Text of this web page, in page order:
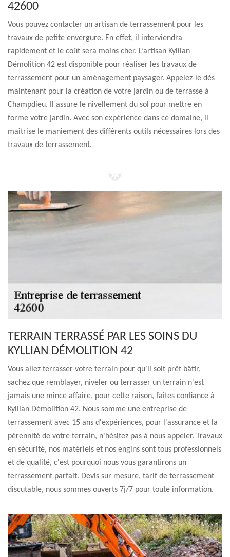
42600
Vous pouvez contacter un artisan de terrassement pour les
travaux de petite envergure. En effet, il interviendra
rapidement et le coût sera moins cher. L’artisan Kyllian
Démolition 42 est disponible pour réaliser les travaux de
terrassement pour un aménagement paysager. Appelez-le dès
maintenant pour la création de votre jardin ou de terrasse à
Champdieu. Il assure le nivellement du sol pour mettre en
forme votre jardin. Avec son expérience dans ce domaine, il
maîtrise le maniement des différents outils nécessaires lors des
travaux de terrassement.
TERRAIN TERRASSÉ PAR LES SOINS DU
KYLLIAN DÉMOLITION 42
Vous allez terrasser votre terrain pour qu'il soit prêt bâtir,
sachez que remblayer, niveler ou terrasser un terrain n'est
jamais une mince affaire, pour cette raison, faites confiance à
Kyllian Démolition 42. Nous somme une entreprise de
terrassement avec 15 ans d'expériences, pour l'assurance et la
pérennité de votre terrain, n'hésitez pas à nous appeler. Travaux
en sécurité, nos matériels et nos engins sont tous professionnels
et de qualité, c'est pourquoi nous vous garantirons un
terrassement parfait. Devis sur mesure, tarif de terrassement
discutable, nous sommes ouverts 7j/7 pour toute information.